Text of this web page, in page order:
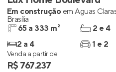
Em construção em Águas
Brasília
65 a 333 m²
2 a 4
2 e 4
1 e 2
Venda a partir de
R$ 767.237